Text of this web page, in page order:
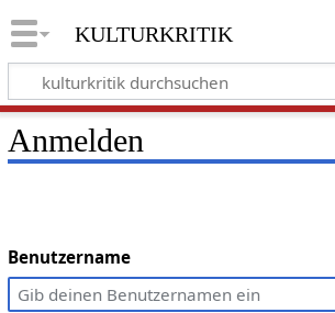
kulturkritik
Anmelden
Benutzername